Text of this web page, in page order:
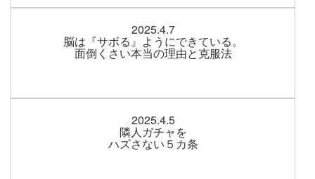
2025.4.7
脳は『サボる』ようにできている。
面倒くさい本当の理由と克服法
2025.4.5
隣人ガチャを
ハズさない５カ条